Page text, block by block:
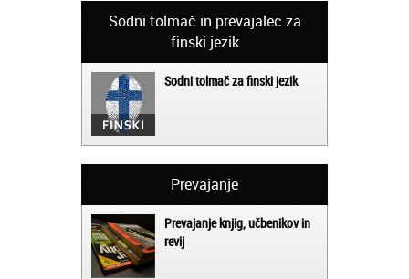
Sodni tolmač in prevajalec za
finski jezik
Sodni tolmač za finski jezik
Prevajanje
Prevajanje knjig, učbenikov in
revij